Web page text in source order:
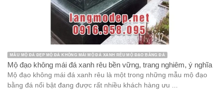
MẪU MỘ ĐÁ ĐẸP MỘ ĐÁ KHÔNG MÁI MỘ ĐÁ XANH RÊU MỘ ĐẠO BẰNG ĐÁ
Mộ đạo không mái đá xanh rêu bền vững, trang nghiêm, ý nghĩa
Mộ đạo không mái đá xanh rêu là một trong những mẫu mộ đạo
bằng đá nổi bật đang được rất nhiều khách hàng ưu ...